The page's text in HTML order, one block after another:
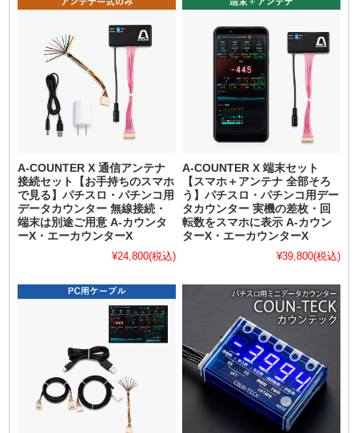
A-COUNTER X 通信アンテナ
接続セット【お手持ちのスマホ
で見る】パチスロ・パチンコ用
データカウンター 無線接続・
端末は別途ご用意 A-カウンタ
ーX・エーカウンターX
¥24,800(税込)
A-COUNTER X 端末セット
【スマホ＋アンテナ 全部そろ
う】パチスロ・パチンコ用デー
タカウンター 実機の差枚・回
転数をスマホに表示 A-カウン
ターX・エーカウンターX
¥39,800(税込)